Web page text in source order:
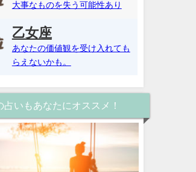
大事なものを失う可能性あり
乙女座
あなたの価値観を受け入れても
らえないかも。
占いもあなたにオススメ！